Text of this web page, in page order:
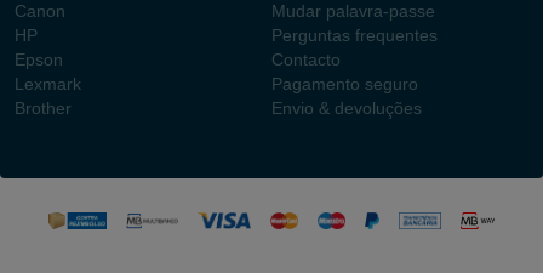
Canon
HP
Epson
Lexmark
Brother
Mudar palavra-passe
Perguntas frequentes
Contacto
Pagamento seguro
Envio & devoluções